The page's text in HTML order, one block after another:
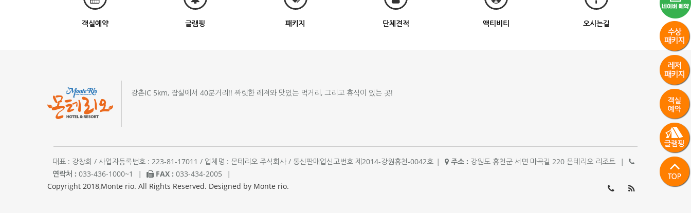
객실예약 글램핑 패키지 단체견적 액티비티 오시는길
강촌IC 5km, 잠실에서 40분거리!! 짜릿한 레져와 맛있는 먹거리, 그리고 휴식이 있는 곳!
대표 : 강창희 / 사업자등록번호 : 223-81-17011 / 업체명 : 몬테리오 주식회사 / 통신판매업신고번호 제2014-강원홍천-0042호 | 주소 : 강원도 홍천군 서면 마곡길 220 몬테리오 리조트
|
연락처 : 033-436-1000~1 | FAX : 033-434-2005
|
Copyright 2018,Monte rio. All Rights Reserved. Designed by Monte rio.